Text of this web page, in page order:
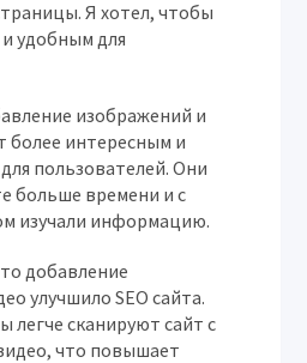
Я хотел, чтобы
удобным для
изображений и
более интересным и
пользователей. Они
больше времени и с
изучали информацию.
добавление
улучшило SEO сайта.
легче сканируют сайт с
что повышает